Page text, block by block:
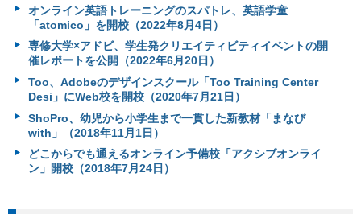
オンライン英語トレーニングのスパトレ、英語学童
「atomico」を開校（2022年8月4日）
専修大学×アドビ、学生発クリエイティビティイベントの開
催レポートを公開（2022年6月20日）
Too、Adobeのデザインスクール「Too Training Center
Desi」にWeb校を開校（2020年7月21日）
ShoPro、幼児から小学生まで一貫した新教材「まなび
with」（2018年11月1日）
どこからでも通えるオンライン予備校「アクシブオンライ
ン」開校（2018年7月24日）